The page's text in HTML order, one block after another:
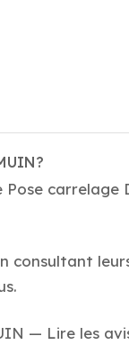
— Lire les